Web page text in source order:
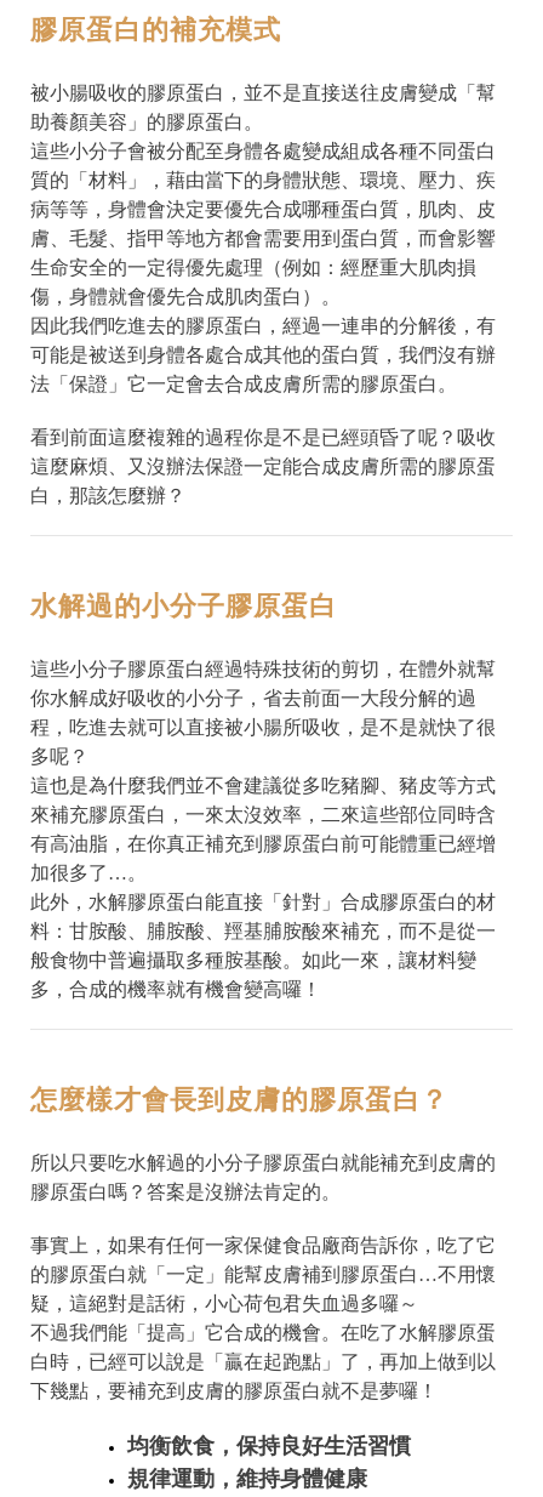
膠原蛋白的補充模式
被小腸吸收的膠原蛋白，並不是直接送往皮膚變成「幫
助養顏美容」的膠原蛋白。
這些小分子會被分配至身體各處變成組成各種不同蛋白
質的「材料」，藉由當下的身體狀態、環境、壓力、疾
病等等，身體會決定要優先合成哪種蛋白質，肌肉、皮
膚、毛髮、指甲等地方都會需要用到蛋白質，而會影響
生命安全的一定得優先處理（例如：經歷重大肌肉損
傷，身體就會優先合成肌肉蛋白）。
因此我們吃進去的膠原蛋白，經過一連串的分解後，有
可能是被送到身體各處合成其他的蛋白質，我們沒有辦
法「保證」它一定會去合成皮膚所需的膠原蛋白。
看到前面這麼複雜的過程你是不是已經頭昏了呢？吸收
這麼麻煩、又沒辦法保證一定能合成皮膚所需的膠原蛋
白，那該怎麼辦？
水解過的小分子膠原蛋白
這些小分子膠原蛋白經過特殊技術的剪切，在體外就幫
你水解成好吸收的小分子，省去前面一大段分解的過
程，吃進去就可以直接被小腸所吸收，是不是就快了很
多呢？
這也是為什麼我們並不會建議從多吃豬腳、豬皮等方式
來補充膠原蛋白，一來太沒效率，二來這些部位同時含
有高油脂，在你真正補充到膠原蛋白前可能體重已經增
加很多了…。
此外，水解膠原蛋白能直接「針對」合成膠原蛋白的材
料：甘胺酸、脯胺酸、羥基脯胺酸來補充，而不是從一
般食物中普遍攝取多種胺基酸。如此一來，讓材料變
多，合成的機率就有機會變高囉！
怎麼樣才會長到皮膚的膠原蛋白？
所以只要吃水解過的小分子膠原蛋白就能補充到皮膚的
膠原蛋白嗎？答案是沒辦法肯定的。
事實上，如果有任何一家保健食品廠商告訴你，吃了它
的膠原蛋白就「一定」能幫皮膚補到膠原蛋白…不用懷
疑，這絕對是話術，小心荷包君失血過多囉～
不過我們能「提高」它合成的機會。在吃了水解膠原蛋
白時，已經可以說是「贏在起跑點」了，再加上做到以
下幾點，要補充到皮膚的膠原蛋白就不是夢囉！
均衡飲食，保持良好生活習慣
規律運動，維持身體健康